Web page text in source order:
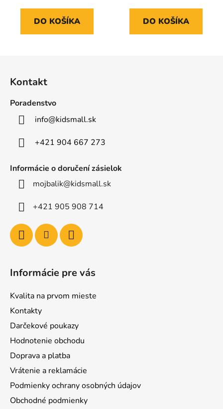
DO KOŠÍKA DO KOŠÍKA
Kontakt
Poradenstvo
info@kidsmall.sk
+421 904 667 273
Informácie o doručení zásielok
mojbalik@kidsmall.sk
+421 905 908 714
Informácie pre vás
Kvalita na prvom mieste
Kontakty
Darčekové poukazy
Hodnotenie obchodu
Doprava a platba
Vrátenie a reklamácie
Podmienky ochrany osobných údajov
Obchodné podmienky